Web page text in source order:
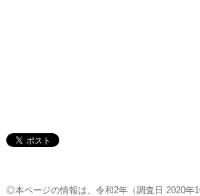
◎本ページの情報は、令和2年（調査日 2020年